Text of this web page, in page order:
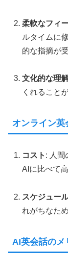
柔軟なフィ
ルタイムに
的な指摘が
文化的な理
くれること
オンライン英
コスト : 人間
AIに比べて
スケジュー
れがちなた
AI英会話のメ